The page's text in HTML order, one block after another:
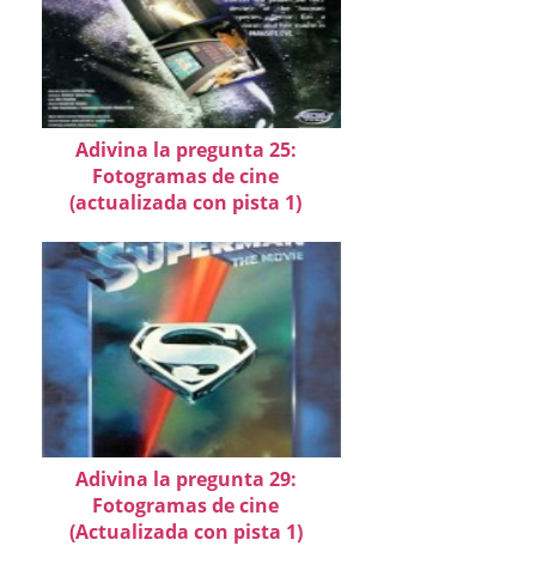
Adivina la pregunta 25:
Fotogramas de cine
(actualizada con pista 1)
Adivina la pregunta 29:
Fotogramas de cine
(Actualizada con pista 1)